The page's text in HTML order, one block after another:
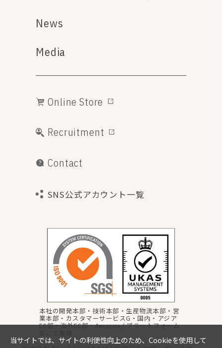
Online Store
Recruitment
Contact
SNS公式アカウント一覧
News
Media
本社の開発本部・技術本部・生産物流本部・営
業本部・カスタマーサービスG・国内・アジア
EC部・海外EC部・Amazon / プラットフォーム